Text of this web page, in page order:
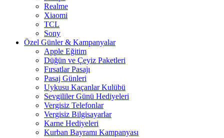
Realme
Xiaomi
TCL
Sony
Özel Günler & Kampanyalar
Apple Eğitim
Düğün ve Çeyiz Paketleri
Fırsatlar Pasajı
Pasaj Günleri
Uykusu Kaçanlar Kulübü
Sevgililer Günü Hediyeleri
Vergisiz Telefonlar
Vergisiz Bilgisayarlar
Karne Hediyeleri
Kurban Bayramı Kampanyası